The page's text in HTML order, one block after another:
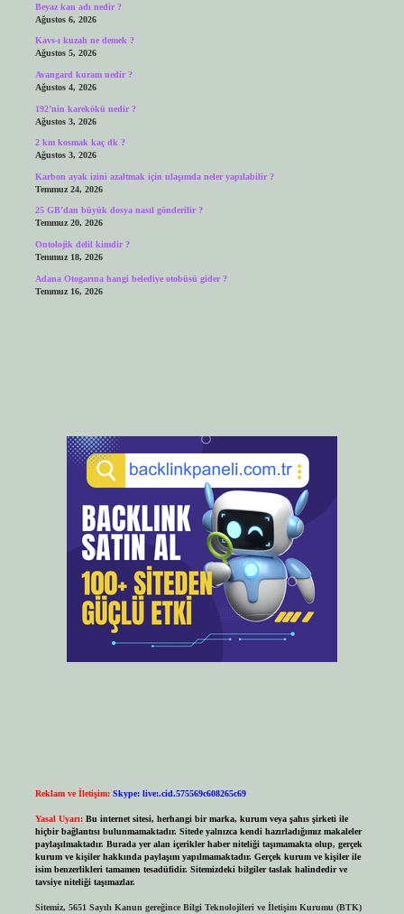
Beyaz kan adı nedir ?
Ağustos 6, 2026
Kavs-ı kuzah ne demek ?
Ağustos 5, 2026
Avangard kuram nedir ?
Ağustos 4, 2026
192’nin karekökü nedir ?
Ağustos 3, 2026
2 km kosmak kaç dk ?
Ağustos 3, 2026
Karbon ayak izini azaltmak için ulaşımda neler yapılabilir ?
Temmuz 24, 2026
25 GB’dan büyük dosya nasıl gönderilir ?
Temmuz 20, 2026
Ontolojik delil kimdir ?
Temmuz 18, 2026
Adana Otogarına hangi belediye otobüsü gider ?
Temmuz 16, 2026
Reklam ve İletişim: Skype: live:.cid.575569c608265c69
Yasal Uyarı: Bu internet sitesi, herhangi bir marka, kurum veya şahıs şirketi ile
hiçbir bağlantısı bulunmamaktadır. Sitede yalnızca kendi hazırladığımız makaleler
paylaşılmaktadır. Burada yer alan içerikler haber niteliği taşımamakta olup, gerçek
kurum ve kişiler hakkında paylaşım yapılmamaktadır. Gerçek kurum ve kişiler ile
isim benzerlikleri tamamen tesadüfidir. Sitemizdeki bilgiler taslak halindedir ve
tavsiye niteliği taşımazlar.
Sitemiz, 5651 Sayılı Kanun gereğince Bilgi Teknolojileri ve İletişim Kurumu (BTK)